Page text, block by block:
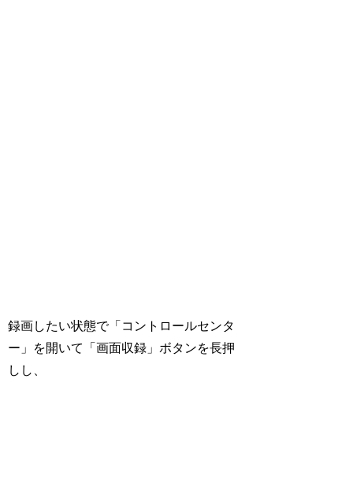
録画したい状態で「コントロールセンタ
ー」を開いて「画面収録」ボタンを長押
しし、